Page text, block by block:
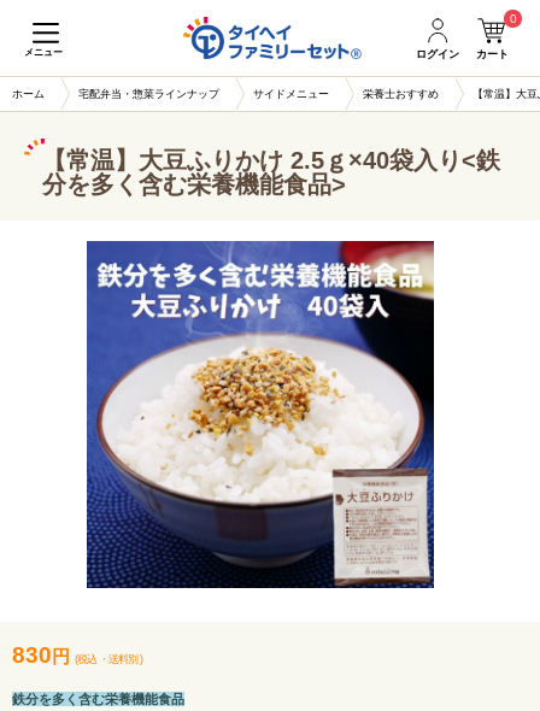
メニュー ログイン カート
0
ホーム 宅配弁当・惣菜ラインナップ サイドメニュー 栄養士おすすめ 【常温】大
【常温】大豆ふりかけ 2.5ｇ×40袋入り<鉄
分を多く含む栄養機能食品>
830 円 (税込 ・ 送料別 )
鉄分を多く含む栄養機能食品